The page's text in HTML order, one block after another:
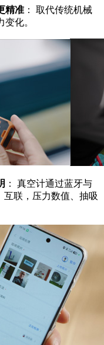
精准 ： 取代传统机械
化。
： 真空计通过蓝牙与
互联，压力数值、抽吸